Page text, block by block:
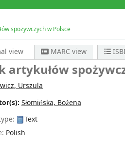
spożywczych w Polsce
view MARC view
artykułów
Urszula
Słomińska, Bożena
Text
Polish